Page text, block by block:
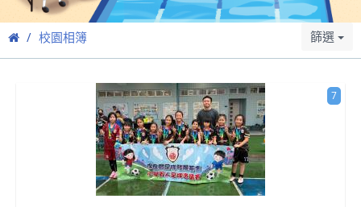
校園相簿 篩選
7